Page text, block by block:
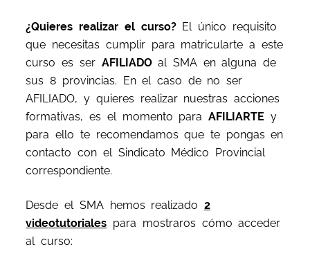
¿Quieres realizar el curso?El único requisito
que necesitas cumplir para matricularte a este
curso es ser AFILIADOal SMA en alguna de
sus 8 provincias. En el caso de no ser
AFILIADO, y quieres realizar nuestras acciones
formativas, es el momento paraAFILIARTE y
para ello te recomendamos que te pongas en
contacto con el Sindicato Médico Provincial
correspondiente.
Desde el SMA hemos realizado2
videotutoriales para mostraros cómo acceder
al curso: